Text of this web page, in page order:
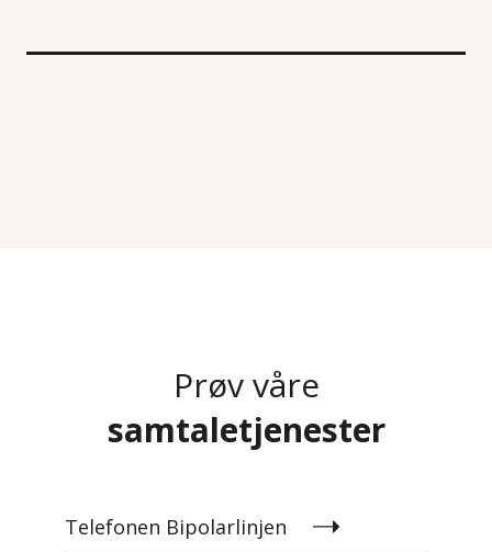
Prøv våre
samtaletjenester
Telefonen Bipolarlinjen